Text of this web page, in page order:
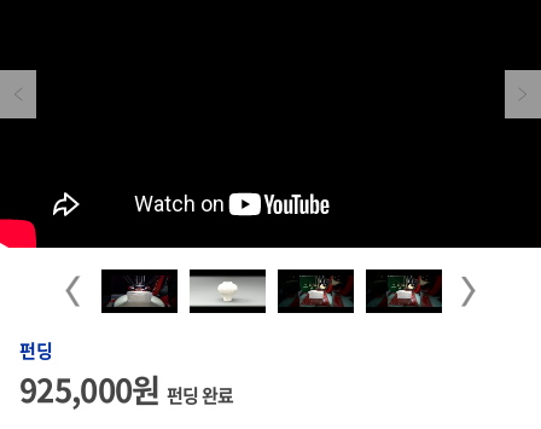
Previous Next
Previous Next
펀딩
925,000원 펀딩 완료